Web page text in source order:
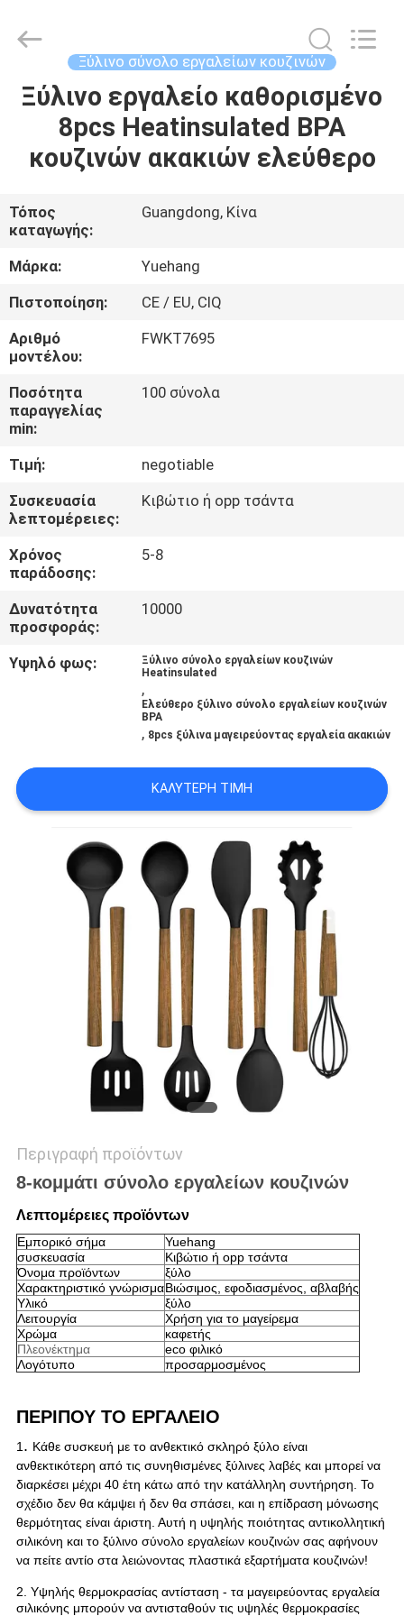
ΣΠΊΤΙ
ΠΡΟΪΌΝΤΑ
ΠΕΡΊΠΟΥ
ΕΜΕΊΣ
ΓΎΡΟΣ
ΕΡΓΟΣΤΑΣΊΩΝ
ΠΟΙΟΤΙΚΌΣ
ΈΛΕΓΧΟΣ
ΜΑΣ
ΕΛΆΤΕ
ΕΠΑΦΉ
ΜΕ
ΖΗΤΉΣΤΕ
ΑΠΌΣΠΑΣΜΑ
SITEMAP
POLICY
Trading
Co.,Ltd..
Reserved.
Ξύλινο σύνολο εργαλείων κουζινών
Ξύλινο εργαλείο καθορισμένο
8pcs Heatinsulated BPA
κουζινών ακακιών ελεύθερο
Τόπος
καταγωγής:
Guangdong, Κίνα
Μάρκα:
Yuehang
Πιστοποίηση:
CE / EU, CIQ
Αριθμό
μοντέλου:
FWKT7695
Ποσότητα
παραγγελίας
min:
100 σύνολα
Τιμή:
negotiable
Συσκευασία
λεπτομέρειες:
Κιβώτιο ή opp τσάντα
Χρόνος
παράδοσης:
5-8
Δυνατότητα
προσφοράς:
10000
Υψηλό φως:
Ξύλινο σύνολο εργαλείων κουζινών
Heatinsulated
,
Ελεύθερο ξύλινο σύνολο εργαλείων κουζινών
BPA
, 8pcs ξύλινα μαγειρεύοντας εργαλεία ακακιών
ΚΑΛΎΤΕΡΗ ΤΙΜΉ
Περιγραφή προϊόντων
8-κομμάτι σύνολο εργαλείων κουζινών
Λεπτομέρειες προϊόντων
Εμπορικό σήμα
Yuehang
συσκευασία
Κιβώτιο ή opp τσάντα
Όνομα προϊόντων
ξύλο
Χαρακτηριστικό γνώρισμαΒιώσιμος, εφοδιασμένος, αβλαβής
Υλικό
ξύλο
Λειτουργία
Χρήση για το μαγείρεμα
Χρώμα
καφετής
Πλεονέκτημα
eco φιλικό
Λογότυπο
προσαρμοσμένος
ΠΕΡΙΠΟΥ ΤΟ ΕΡΓΑΛΕΙΟ
1. Κάθε συσκευή με το ανθεκτικό σκληρό ξύλο είναι
ανθεκτικότερη από τις συνηθισμένες ξύλινες λαβές και μπορεί να
διαρκέσει μέχρι 40 έτη κάτω από την κατάλληλη συντήρηση. Το
σχέδιο δεν θα κάμψει ή δεν θα σπάσει, και η επίδραση μόνωσης
θερμότητας είναι άριστη. Αυτή η υψηλής ποιότητας αντικολλητική
σιλικόνη και το ξύλινο σύνολο εργαλείων κουζινών σας αφήνουν
να πείτε αντίο στα λειώνοντας πλαστικά εξαρτήματα κουζινών!
2. Υψηλής θερμοκρασίας αντίσταση - τα μαγειρεύοντας εργαλεία
σιλικόνης μπορούν να αντισταθούν τις υψηλές θερμοκρασίες